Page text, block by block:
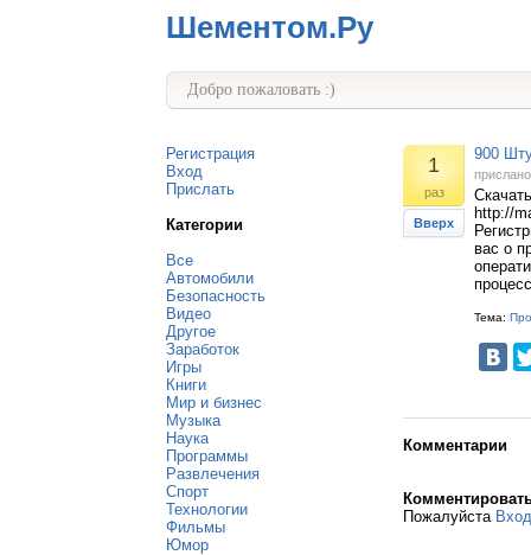
Шементом.Ру
Добро пожаловать :)
Регистрация
Вход
Прислать
Категории
Все
Автомобили
Безопасность
Видео
Другое
Заработок
Игры
Книги
Мир и бизнес
Музыка
Наука
Программы
Развлечения
Спорт
Технологии
Фильмы
Юмор
1
раз
Вверх
900
http://
вас о
Тема:
Комментарии
Пожалуйста Вход